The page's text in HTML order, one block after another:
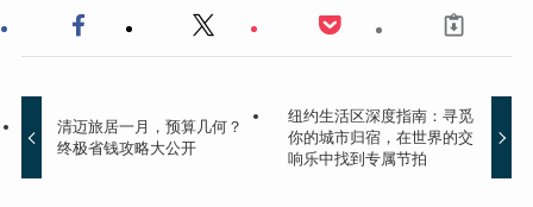
清迈旅居一月，预算几何？
终极省钱攻略大公开
纽约生活区深度指南：寻觅
你的城市归宿，在世界的交
响乐中找到专属节拍